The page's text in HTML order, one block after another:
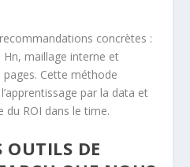
concrètes :
maillage interne et
Cette méthode
par la data et
ROI dans le time.
OUTILS DE